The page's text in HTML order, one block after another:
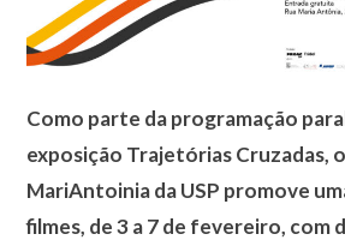
Como parte da programação
exposição Trajetórias Cruzadas,
MariAntoinia da USP promove
filmes, de 3 a 7 de fevereiro, com